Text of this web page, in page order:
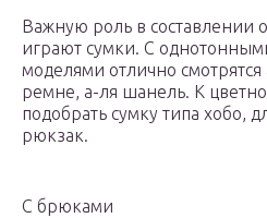
Важную роль в составлении
играют сумки. С
моделями отлично
ремне, а-ля шанель. К
подобрать сумку типа хобо,
рюкзак.
С брюками